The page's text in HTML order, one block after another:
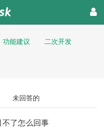
功能建议 二次开发
未回答的
了怎么回事